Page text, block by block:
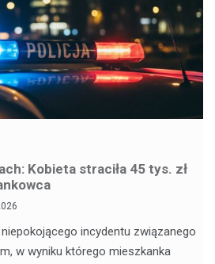
Kobieta straciła 45 tys. zł
incydentu związanego
w wyniku którego mieszkanka